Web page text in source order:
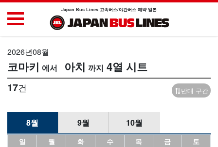
Japan Bus Lines 고속버스/야간버스 예약 일본
2026년08월
코마키 아치 4열 시트
17건 반대 구간
8월 9월 10월
일 월 화 수 목 금
토